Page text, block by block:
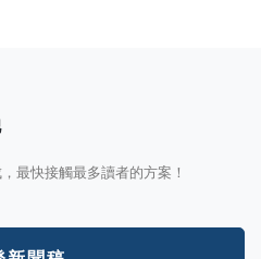
最快接觸最多讀者的方案！